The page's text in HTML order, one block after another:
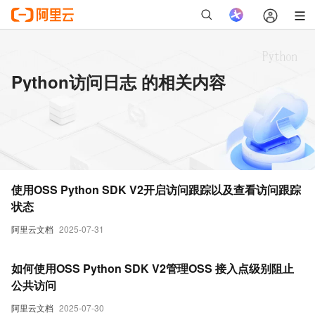
Python访问日志 的相关内容
阿里云文档 2025-07-31
使用OSS Python SDK V2开启访问跟踪以及查看访问跟踪
状态
阿里云文档 2025-07-30
如何使用OSS Python SDK V2管理OSS 接入点级别阻止
公共访问